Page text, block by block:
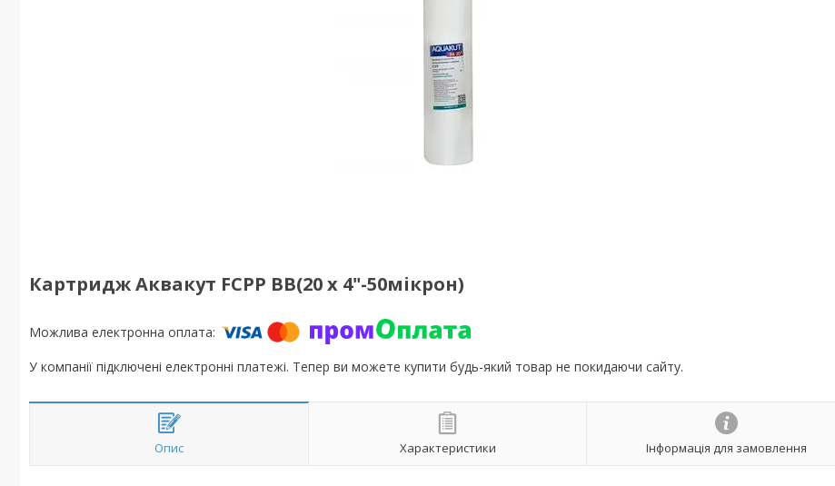
Картридж Аквакут FCPP BB(20 х 4"-50мікрон)
У компанії підключені електронні платежі. Тепер ви можете купити будь-який товар не покидаючи сайту.
Опис Характеристики Інформація для замовлення